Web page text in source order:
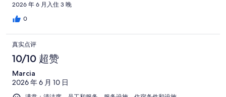
2026 年 6 月入住 3 晚
0
真实点评
10/10 超赞
Marcia
2026 年 6 月 10 日